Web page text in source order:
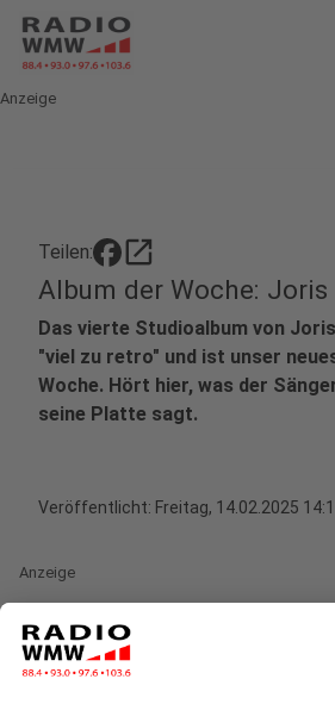
Anzeige
Teilen: open_in_new
Album der Woche:
Das vierte Studioalbum von
"viel zu retro" und ist unser
Woche. Hört hier, was der
seine Platte sagt.
Veröffentlicht: Freitag, 14.02.2025
Anzeige
Mit seinem neuen Album verspricht